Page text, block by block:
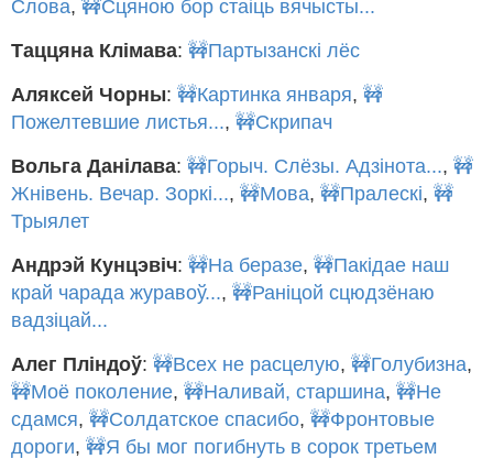
Слова, 🚧Сцяною бор стаіць вячысты...
Таццяна Клімава: 🚧Партызанскі лёс
Аляксей Чорны: 🚧Картинка января, 🚧
Пожелтевшие листья..., 🚧Скрипач
Вольга Данілава: 🚧Горыч. Слёзы. Адзінота..., 🚧
Жнівень. Вечар. Зоркі..., 🚧Мова, 🚧Пралескі, 🚧
Трыялет
Андрэй Кунцэвіч: 🚧На беразе, 🚧Пакідае наш
край чарада журавоў..., 🚧Раніцой сцюдзёнаю
вадзіцай...
Алег Пліндоў: 🚧Всех не расцелую, 🚧Голубизна,
🚧Моё поколение, 🚧Наливай, старшина, 🚧Не
сдамся, 🚧Солдатское спасибо, 🚧Фронтовые
дороги, 🚧Я бы мог погибнуть в сорок третьем